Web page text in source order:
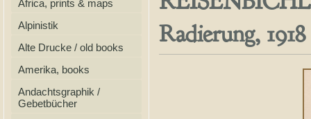
Africa, prints & maps
Alpinistik
Alte Drucke / old books
Amerika, books
Andachtsgraphik /
Gebetbücher
Radierung, 1918